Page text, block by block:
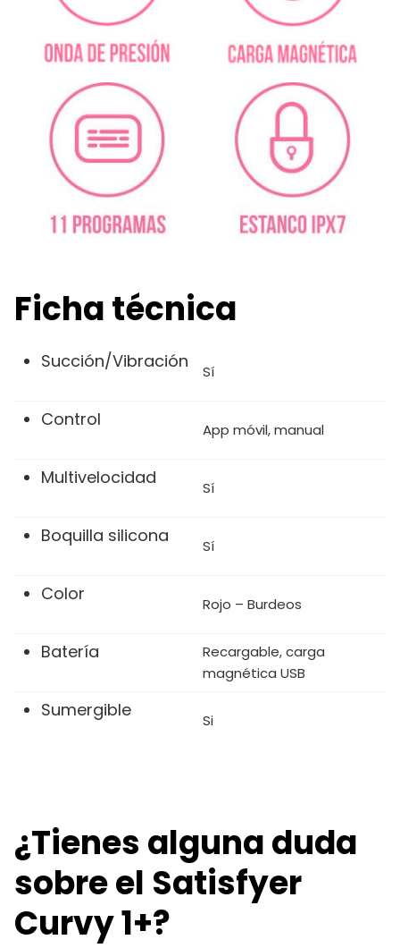
Ficha técnica
Succión/Vibración Sí
Control App móvil, manual
Multivelocidad Sí
Boquilla silicona Sí
Color Rojo – Burdeos
Batería
Recargable, carga
magnética USB
Sumergible Si
¿Tienes alguna duda
sobre el Satisfyer
Curvy 1+?